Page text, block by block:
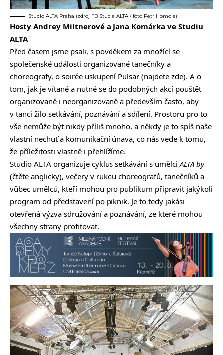
Studio ALTA Praha (zdroj FB Studia ALTA / foto Petr Homola)
Hosty Andrey Miltnerové a Jana Komárka ve Studiu
ALTA
Před časem jsme psali, s povděkem za množící se
společenské události organizované tanečníky a
choreografy, o soirée uskupení Pulsar (najdete zde). A o
tom, jak je vítané a nutné se do podobných akcí pouštět
organizovaně i neorganizovaně a především často, aby
v tanci žilo setkávání, poznávání a sdílení. Prostoru pro to
vše nemůže být nikdy příliš mnoho, a někdy je to spíš naše
vlastní nechuť a komunikační únava, co nás vede k tomu,
že příležitosti vlastně i přehlížíme.
Studio ALTA organizuje cyklus setkávání s umělciALTA by
(čtěte anglicky), večery v rukou choreografů, tanečníků a
vůbec umělců, kteří mohou pro publikum připravit jakýkoli
program od představení po piknik. Je to tedy jakási
otevřená výzva sdružování a poznávání, ze které mohou
všechny strany profitovat.